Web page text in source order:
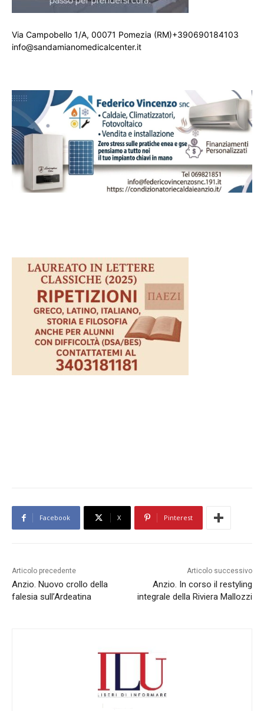
Via Campobello 1/A, 00071 Pomezia (RM)+390690184103
info@sandamianomedicalcenter.it
Facebook X Pinterest
Articolo precedente
Anzio. Nuovo crollo della
falesia sull’Ardeatina
Articolo successivo
Anzio. In corso il restyling
integrale della Riviera Mallozzi